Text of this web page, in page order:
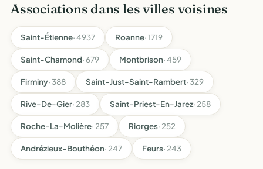
Associations dans les villes voisines
Saint-Étienne· 4937 Roanne· 1719
Saint-Chamond· 679 Montbrison· 459
Firminy· 388 Saint-Just-Saint-Rambert· 329
Rive-De-Gier· 283 Saint-Priest-En-Jarez· 258
Roche-La-Molière· 257 Riorges· 252
Andrézieux-Bouthéon· 247 Feurs· 243